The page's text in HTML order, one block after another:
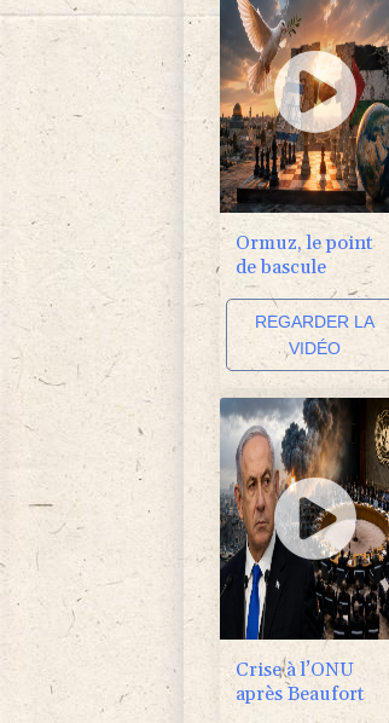
Ormuz, le point
de bascule
REGARDER LA
VIDÉO
Crise à l’ONU
après Beaufort